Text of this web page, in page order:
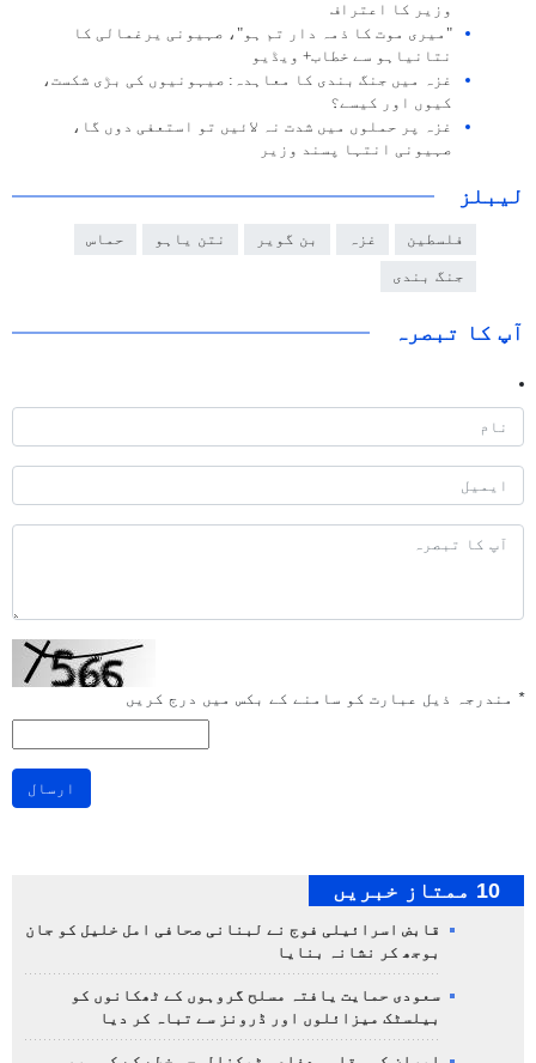
وزیر کا اعتراف
"میری موت کا ذمہ دار تم ہو"، صہیونی یرغمالی کا
نتانیاہو سے خطاب+ ویڈیو
غزہ میں جنگ بندی کا معاہدہ: صیہونیوں کی بڑی شکست،
کیوں اور کیسے؟
غزہ پر حملوں میں شدت نہ لائیں تو استعفی دوں گا،
صہیونی انتہا پسند وزیر
لیبلز
فلسطین غزہ بن گویر نتن یاہو حماس
جنگ بندی
آپ کا تبصرہ
* مندرجہ ذیل عبارت کو سامنے کے بکس میں درج کریں
ارسال
10 ممتاز خبریں
قابض اسرائیلی فوج نے لبنانی صحافی امل خلیل کو جان
بوجھ کر نشانہ بنایا
سعودی حمایت یافتہ مسلح گروہوں کے ٹھکانوں کو
بیلسٹک میزائلوں اور ڈرونز سے تباہ کر دیا